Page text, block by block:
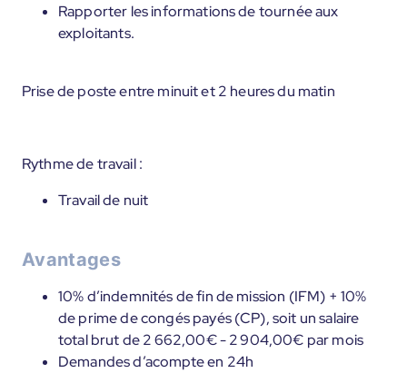
Rapporter les informations de tournée aux
exploitants.
Prise de poste entre minuit et 2 heures du matin
Rythme de travail :
Travail de nuit
Avantages
10% d’indemnités de fin de mission (IFM) + 10%
de prime de congés payés (CP), soit un salaire
total brut de 2 662,00€ - 2 904,00€ par mois
Demandes d’acompte en 24h